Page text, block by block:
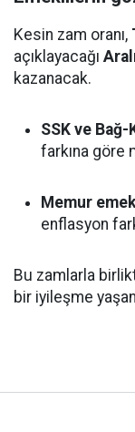
Kesin zam oranı,
açıklayacağı
kazanacak.
SSK ve
farkına göre
Memur
enflasyon
Bu zamlarla
bir iyileşme